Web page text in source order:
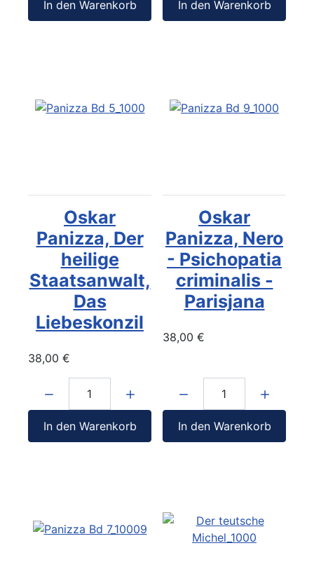
In den Warenkorb In den Warenkorb
Oskar
Panizza, Der
heilige
Staatsanwalt,
Das
Liebeskonzil
38,00 €
In den Warenkorb
Oskar
Panizza, Nero
- Psichopatia
criminalis -
Parisjana
38,00 €
In den Warenkorb